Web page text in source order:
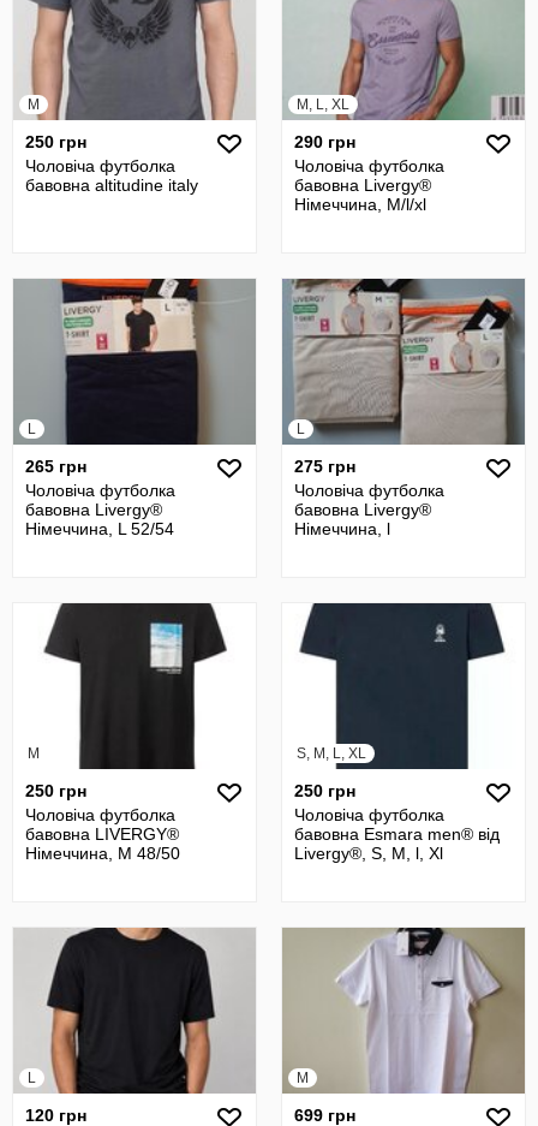
M
250 грн
Чоловіча футболка
бавовна altitudine italy
M, L, XL
290 грн
Чоловіча футболка
бавовна Livergy®
Німеччина, М/l/xl
L
265 грн
Чоловіча футболка
бавовна Livergy®
Німеччина, L 52/54
L
275 грн
Чоловіча футболка
бавовна Livergy®
Німеччина, l
M
250 грн
Чоловіча футболка
бавовна LIVERGY®
Німеччина, М 48/50
S, M, L, XL
250 грн
Чоловіча футболка
бавовна Esmara men® від
Livergy®, S, М, l, Xl
L
120 грн
M
699 грн